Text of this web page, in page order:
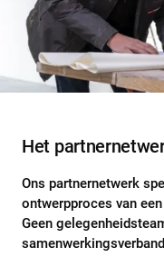
Het
Ons partnernetwerk
ontwerpproces van
Geen